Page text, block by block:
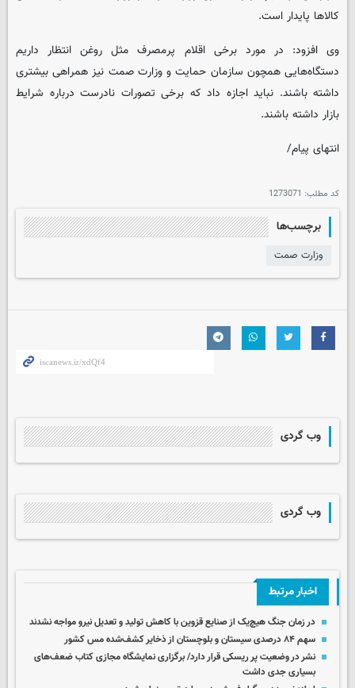
کالاها پایدار است.
وی افزود: در مورد برخی اقلام پرمصرف مثل روغن انتظار داریم
دستگاه‌هایی همچون سازمان حمایت و وزارت صمت نیز همراهی بیشتری
داشته باشند. نباید اجازه داد که برخی تصورات نادرست درباره شرایط
بازار داشته باشند.
انتهای پیام/
کد مطلب: 1273071
برچسب‌ها
وزارت صمت
وب گردی
وب گردی
اخبار مرتبط
در زمان جنگ هیچ‌یک از صنایع قزوین با کاهش تولید و تعدیل نیرو مواجه نشدند
سهم ۸۴ درصدی سیستان و بلوچستان از ذخایر کشف‌شده مس کشور
نشر در وضعیت پر ریسکی قرار دارد/ برگزاری نمایشگاه مجازی کتاب ضعف‌های
بسیاری جدی داشت